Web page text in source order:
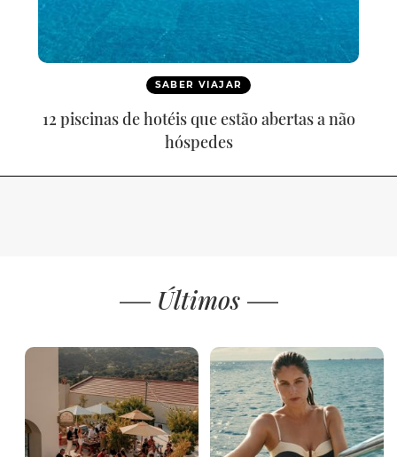
SABER VIAJAR
12 piscinas de hotéis que estão abertas a não
hóspedes
Últimos